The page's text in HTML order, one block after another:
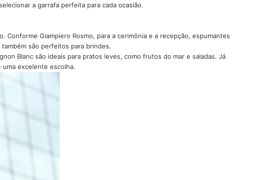
a garrafa perfeita para cada ocasião.
Giampiero Rosmo, para a cerimônia e a recepção, espumantes
são perfeitos para brindes.
Blanc são ideais para pratos leves, como frutos do mar e saladas. Já
excelente escolha.